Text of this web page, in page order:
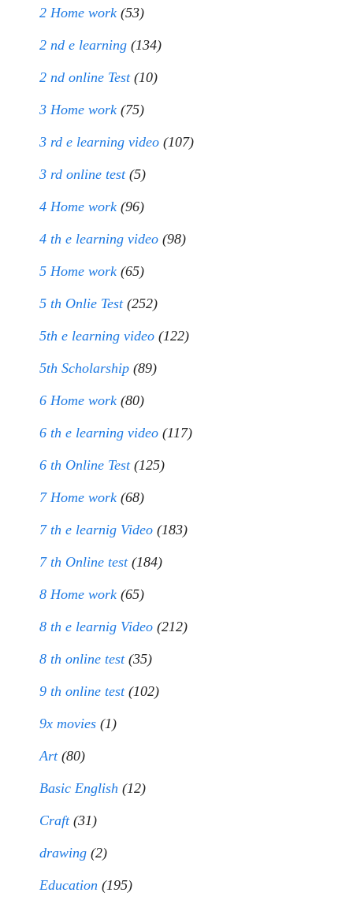
2 Home work (53)
2 nd e learning (134)
2 nd online Test(10)
3 Home work (75)
3 rd e learning video (107)
3 rd online test(5)
4 Home work (96)
4 th e learning video (98)
5 Home work (65)
5 th Onlie Test(252)
5th e learning video (122)
5th Scholarship (89)
6 Home work (80)
6 th e learning video (117)
6 th Online Test(125)
7 Home work (68)
7 th e learnig Video (183)
7 th Online test(184)
8 Home work (65)
8 th e learnig Video (212)
8 th online test(35)
9 th online test(102)
9x movies (1)
Art(80)
Basic English (12)
Craft(31)
drawing (2)
Education (195)